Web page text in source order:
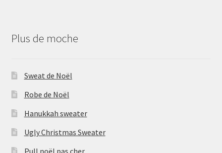
Plus de moche
Sweat de Noël
Robe de Noël
Hanukkah sweater
Ugly Christmas Sweater